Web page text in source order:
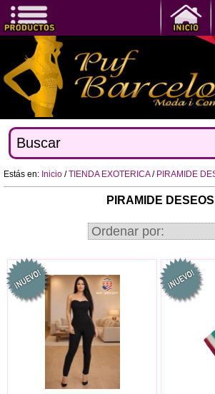
Estás en: Inicio /TIENDA EXOTERICA/ PIRAMIDE
PIRAMIDE DESEOS